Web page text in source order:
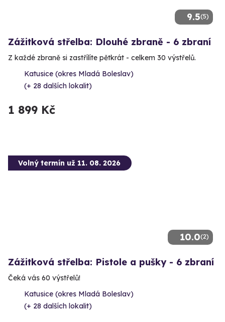
9.5(5)
Zážitková střelba: Dlouhé zbraně - 6 zbraní
Z každé zbraně si zastřílíte pětkrát - celkem 30 výstřelů.
Katusice (okres Mladá Boleslav)
(+ 28 dalších lokalit)
1 899 Kč
10.0(2)
Volný termín už 11. 08. 2026
Zážitková střelba: Pistole a pušky - 6 zbraní
Čeká vás 60 výstřelů!
Katusice (okres Mladá Boleslav)
(+ 28 dalších lokalit)